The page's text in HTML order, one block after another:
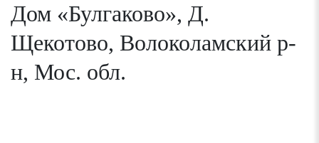
Дом «Булгаково», Д.
Щекотово, Волоколамский р-
н, Мос. обл.